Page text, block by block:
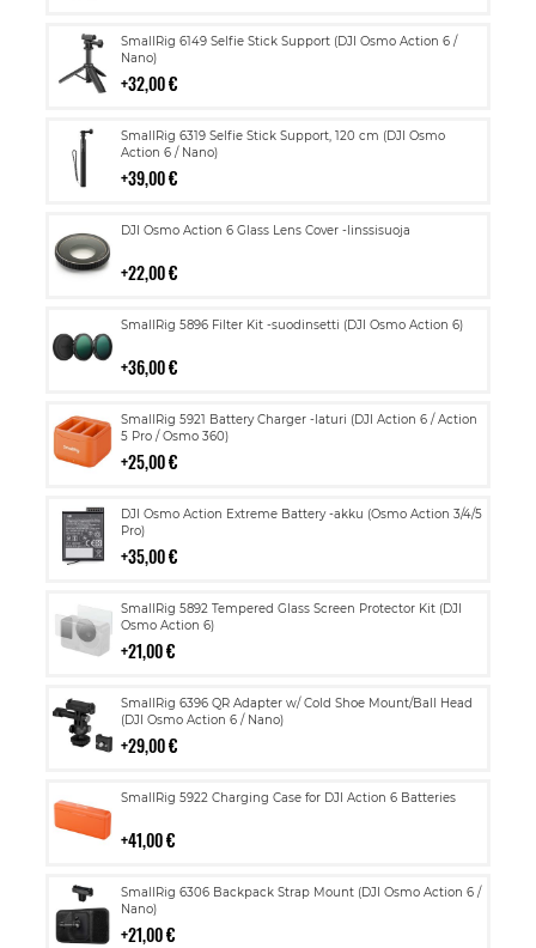
SmallRig 6149 Selfie Stick Support (DJI Osmo Action 6 /
Nano)
32,00 €
Lisää
ostoskoriin
SmallRig 6319 Selfie Stick Support, 120 cm (DJI Osmo
Action 6 / Nano)
39,00 €
Lisää
ostoskoriin
DJI Osmo Action 6 Glass Lens Cover -linssisuoja
22,00 €
Lisää
SmallRig 5896 Filter Kit -suodinsetti (DJI Osmo Action 6)
36,00 €
Lisää
SmallRig 5921 Battery Charger -laturi (DJI Action 6 / Action
5 Pro / Osmo 360)
25,00 €
Lisää
ostoskoriin
DJI Osmo Action Extreme Battery -akku (Osmo Action 3/4/5
Pro)
35,00 €
Lisää
ostoskoriin
SmallRig 5892 Tempered Glass Screen Protector Kit (DJI
Osmo Action 6)
21,00 €
Lisää
ostoskoriin
SmallRig 6396 QR Adapter w/ Cold Shoe Mount/Ball Head
(DJI Osmo Action 6 / Nano)
29,00 €
Lisää
ostoskoriin
SmallRig 5922 Charging Case for DJI Action 6 Batteries
41,00 €
Lisää
SmallRig 6306 Backpack Strap Mount (DJI Osmo Action 6 /
Nano)
21,00 €
Lisää
ostoskoriin